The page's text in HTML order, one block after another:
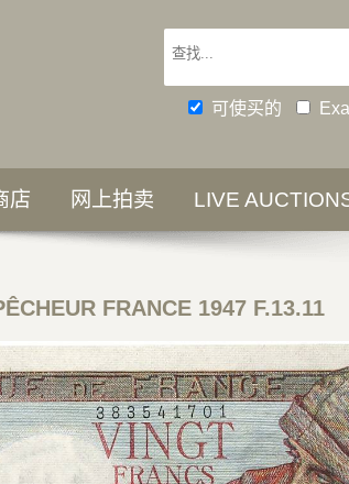
可使买的
店 网上拍卖 LIVE
FRANCE 1947 F.13.11